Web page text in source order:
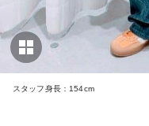
スタッフ身長：154cm